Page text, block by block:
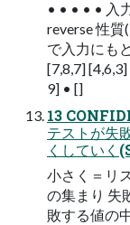
• • • • • 入
reverse 性
で入力にも
[7,8,7]
9] • []
13
テストが失
くしてい
小さく＝リ
の集まり 失
敗する値の